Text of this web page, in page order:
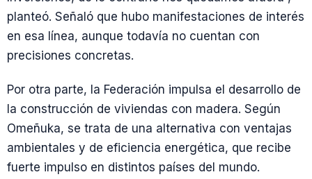
planteó. Señaló que hubo manifestaciones de interés
en esa línea, aunque todavía no cuentan con
precisiones concretas.
Por otra parte, la Federación impulsa el desarrollo de
la construcción de viviendas con madera. Según
Omeñuka, se trata de una alternativa con ventajas
ambientales y de eficiencia energética, que recibe
fuerte impulso en distintos países del mundo.